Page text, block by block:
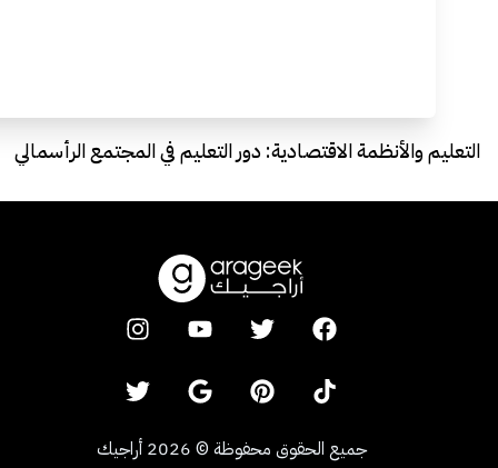
التعليم والأنظمة الاقتصادية: دور التعليم في المجتمع الرأسمالي
جميع الحقوق محفوظة ©
2026 أراجيك